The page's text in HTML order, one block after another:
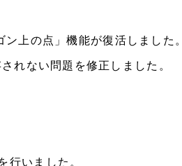
上の点」機能が復活しました。
れない問題を修正しました。
行いました。